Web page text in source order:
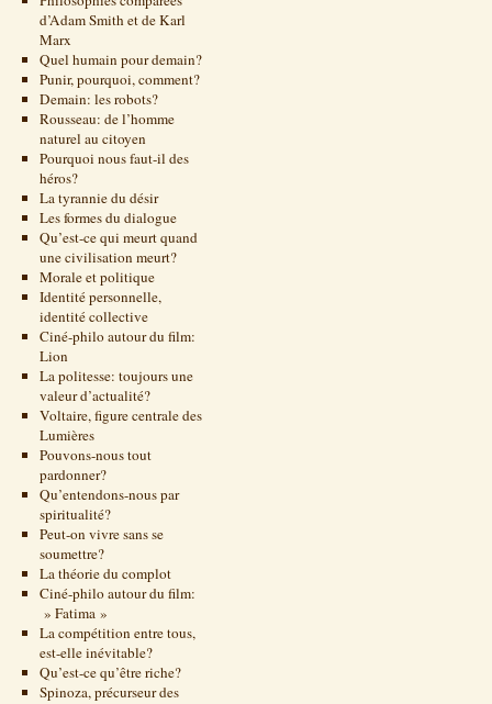
d’Adam Smith et de Karl
Marx
Quel humain pour demain?
Punir, pourquoi, comment?
Demain: les robots?
Rousseau: de l’homme
naturel au citoyen
Pourquoi nous faut-il des
héros?
La tyrannie du désir
Les formes du dialogue
Qu’est-ce qui meurt quand
une civilisation meurt?
Morale et politique
Identité personnelle,
identité collective
Ciné-philo autour du film:
Lion
La politesse: toujours une
valeur d’actualité?
Voltaire, figure centrale des
Lumières
Pouvons-nous tout
pardonner?
Qu’entendons-nous par
spiritualité?
Peut-on vivre sans se
soumettre?
La théorie du complot
Ciné-philo autour du film:
» Fatima »
La compétition entre tous,
est-elle inévitable?
Qu’est-ce qu’être riche?
Spinoza, précurseur des